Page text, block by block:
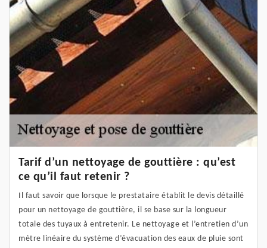
Tarif d’un nettoyage de gouttière : qu’est
ce qu’il faut retenir ?
Il faut savoir que lorsque le prestataire établit le devis détaillé
pour un nettoyage de gouttière, il se base sur la longueur
totale des tuyaux à entretenir. Le nettoyage et l’entretien d’un
mètre linéaire du système d’évacuation des eaux de pluie sont